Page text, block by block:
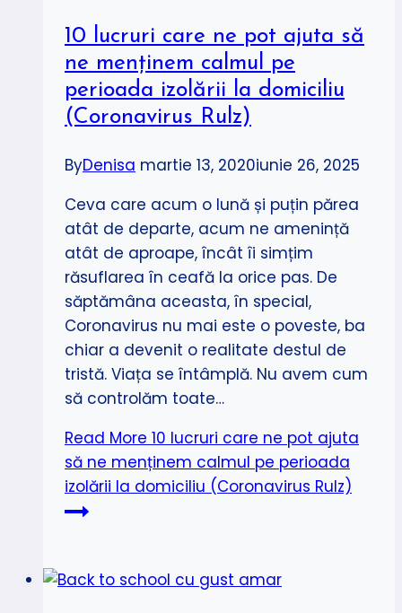
10 lucruri care ne pot ajuta să
ne menținem calmul pe
perioada izolării la domiciliu
(Coronavirus Rulz)
ByDenisa martie 13, 2020iunie 26, 2025
Ceva care acum o lună și puțin părea
atât de departe, acum ne amenință
atât de aproape, încât îi simțim
răsuflarea în ceafă la orice pas. De
săptămâna aceasta, în special,
Coronavirus nu mai este o poveste, ba
chiar a devenit o realitate destul de
tristă. Viața se întâmplă. Nu avem cum
să controlăm toate…
Read More 10 lucruri care ne pot ajuta
să ne menținem calmul pe perioada
izolării la domiciliu (Coronavirus Rulz)